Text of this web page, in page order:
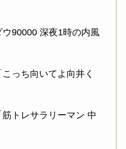
90000 深夜1時の内風
っち向いてよ向井く
トレサラリーマン 中